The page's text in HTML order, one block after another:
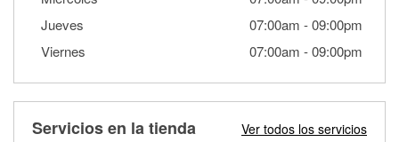
Jueves
07:00am -09:00pm
Viernes
07:00am -09:00pm
Servicios en la tienda Ver todos los servicios